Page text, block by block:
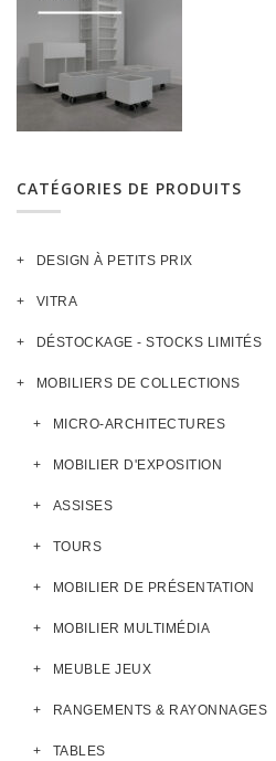
CATÉGORIES DE PRODUITS
DESIGN À PETITS PRIX
VITRA
DÉSTOCKAGE - STOCKS LIMITÉS
MOBILIERS DE COLLECTIONS
MICRO-ARCHITECTURES
MOBILIER D'EXPOSITION
ASSISES
TOURS
MOBILIER DE PRÉSENTATION
MOBILIER MULTIMÉDIA
MEUBLE JEUX
RANGEMENTS & RAYONNAGES
TABLES